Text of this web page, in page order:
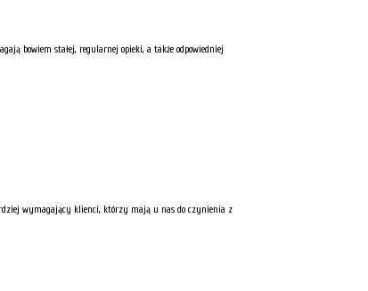
bowiem stałej, regularnej opieki, a także odpowiedniej
wymagający klienci, którzy mają u nas do czynienia z